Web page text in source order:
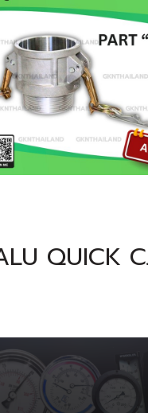
ALU